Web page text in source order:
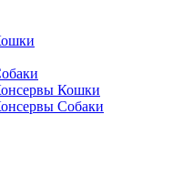
Кошки
Собаки